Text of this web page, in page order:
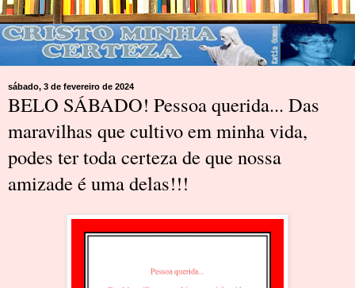
sábado, 3 de fevereiro de 2024
BELO SÁBADO! Pessoa querida... Das
maravilhas que cultivo em minha vida,
podes ter toda certeza de que nossa
amizade é uma delas!!!